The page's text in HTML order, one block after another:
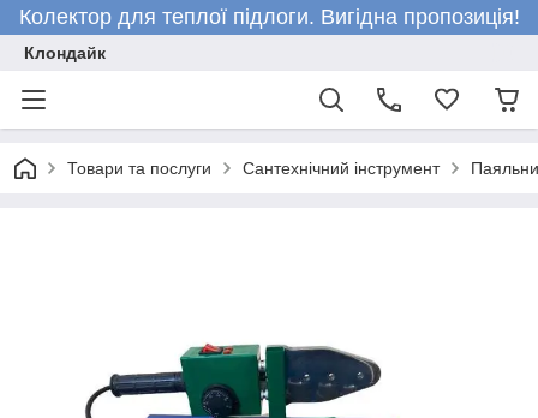
Колектор для теплої підлоги. Вигідна пропозиція!
Клондайк
Товари та послуги Сантехнічний інструмент